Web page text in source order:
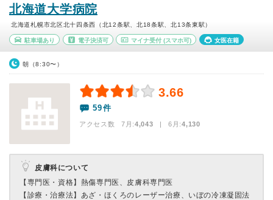
北海道大学病院
北海道札幌市北区北十四条西（北12条駅、北18条駅、北13条東駅）
駐車場あり 電子決済可 マイナ受付 (スマホ可) 女医在籍
朝（8:30〜）
3.66
59件
アクセス数 7月:4,043 | 6月:4,130
皮膚科について
【専門医・資格】 熱傷専門医、皮膚科専門医
【診療・治療法】 あざ・ほくろのレーザー治療、いぼの冷凍凝固法